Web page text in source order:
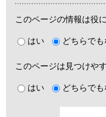
このページの情報は役
はい どちらで
このページは見つけや
はい どちらで